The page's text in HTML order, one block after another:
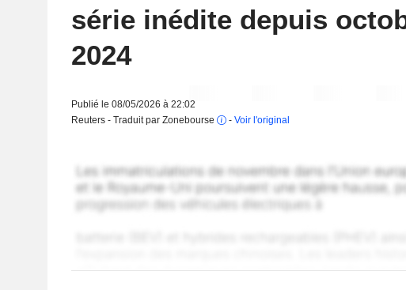
série inédite depuis
2024
Publié le 08/05/2026 à 22:02
Reuters - Traduit par Zonebourse
- Voir l'original